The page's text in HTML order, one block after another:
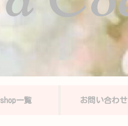
shop一覧 お問い合わせ